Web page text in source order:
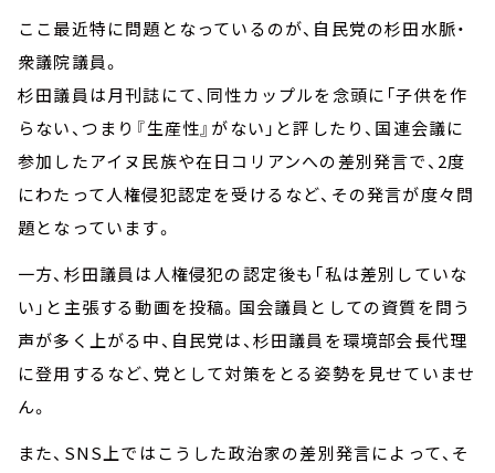
ここ最近特に問題となっているのが、自民党の杉田水脈・
衆議院議員。
杉田議員は月刊誌にて、同性カップルを念頭に「子供を作
らない、つまり『生産性』がない」と評したり、国連会議に
参加したアイヌ民族や在日コリアンへの差別発言で、2度
にわたって人権侵犯認定を受けるなど、その発言が度々問
題となっています。
一方、杉田議員は人権侵犯の認定後も「私は差別していな
い」と主張する動画を投稿。国会議員としての資質を問う
声が多く上がる中、自民党は、杉田議員を環境部会長代理
に登用するなど、党として対策をとる姿勢を見せていませ
ん。
また、SNS上ではこうした政治家の差別発言によって、そ